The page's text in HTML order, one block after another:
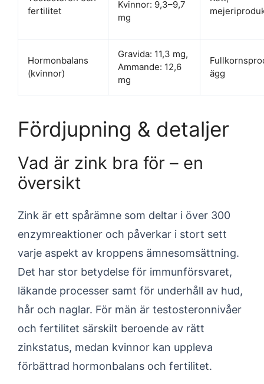
fertilitet
Kvinnor: 9,3–9,7
mg
Hormonbalans
(kvinnor)
Gravida: 11,3 mg,
Ammande: 12,6
mg
ägg
Fördjupning & detaljer
Vad är zink bra för – en
översikt
Zink är ett spårämne som deltar i över 300
enzymreaktioner och påverkar i stort sett
varje aspekt av kroppens ämnesomsättning.
Det har stor betydelse för immunförsvaret,
läkande processer samt för underhåll av hud,
hår och naglar. För män är testosteronnivåer
och fertilitet särskilt beroende av rätt
zinkstatus, medan kvinnor kan uppleva
förbättrad hormonbalans och fertilitet.